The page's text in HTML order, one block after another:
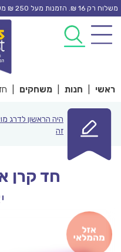
Skip
content
משלוח רק 16 ₪. הזמנות מעל 250 ₪ משלוח נק’ איסוף חינם
ראשי חנות משחקים
היה הראשון לדרג
זה
חד קרן